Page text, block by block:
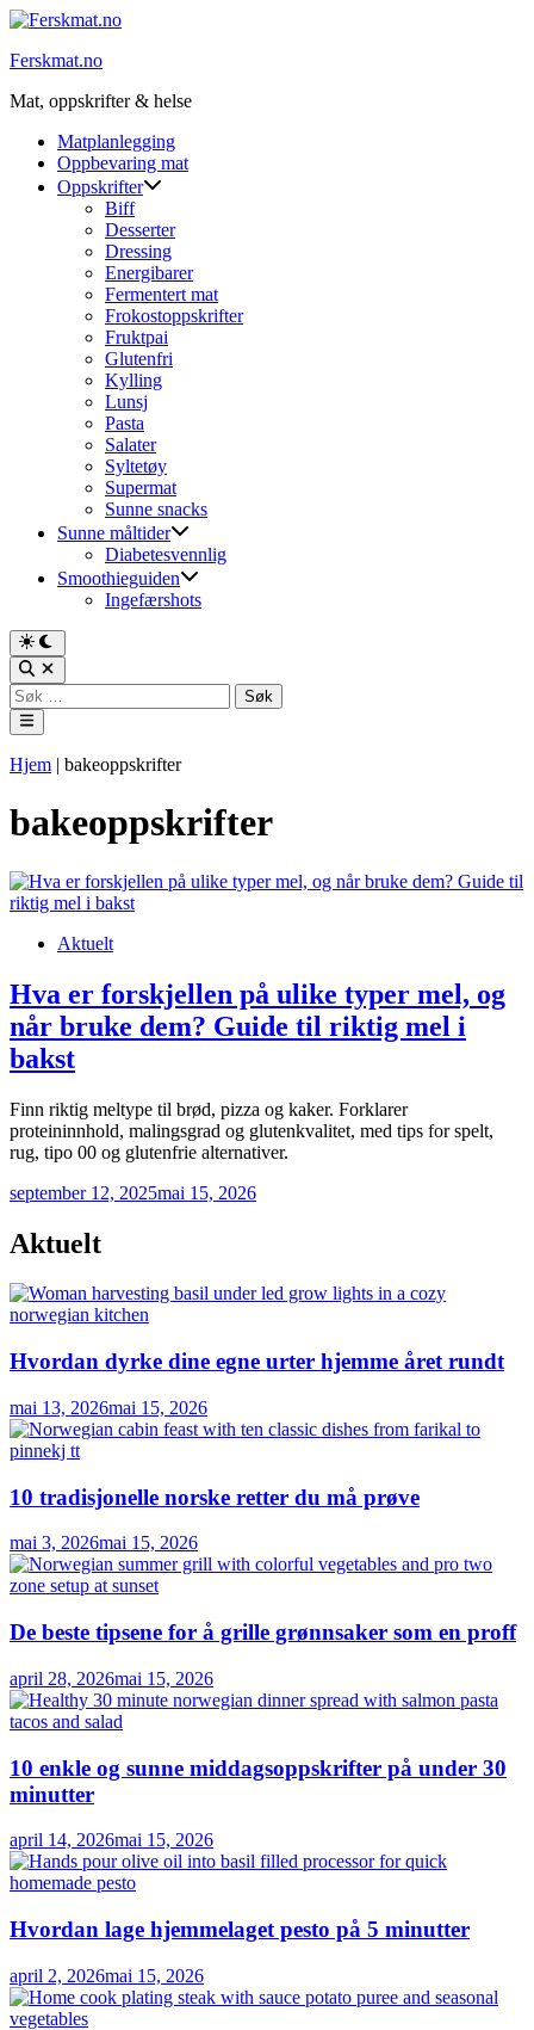
Skip
content
Ferskmat.no
Mat, oppskrifter & helse
Matplanlegging
Oppbevaring mat
Oppskrifter
Biff
Desserter
Dressing
Energibarer
Fermentert mat
Frokostoppskrifter
Fruktpai
Glutenfri
Kylling
Lunsj
Pasta
Salater
Syltetøy
Supermat
Sunne snacks
Sunne måltider
Diabetesvennlig
Smoothieguiden
Ingefærshots
Switch
to
dark
mode
Open
Search
Søk
etter:
Main
Menu
Hjem | bakeoppskrifter
bakeoppskrifter
Posted Aktuelt
Hva er forskjellen på ulike typer mel, og
når bruke dem? Guide til riktig mel i
bakst
Finn riktig meltype til brød, pizza og kaker. Forklarer
proteininnhold, malingsgrad og glutenkvalitet, med tips for spelt,
rug, tipo 00 og glutenfrie alternativer.
september 12, 2025mai 15, 2026
Aktuelt
Hvordan dyrke dine egne urter hjemme året rundt
mai 13, 2026mai 15, 2026
10 tradisjonelle norske retter du må prøve
mai 3, 2026mai 15, 2026
De beste tipsene for å grille grønnsaker som en proff
april 28, 2026mai 15, 2026
10 enkle og sunne middagsoppskrifter på under 30
minutter
april 14, 2026mai 15, 2026
Hvordan lage hjemmelaget pesto på 5 minutter
april 2, 2026mai 15, 2026